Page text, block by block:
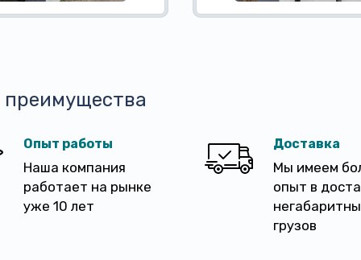
Опыт работы
Наша компания
работает на рынке
уже 10 лет
Доставка
Мы имеем
опыт в
грузов